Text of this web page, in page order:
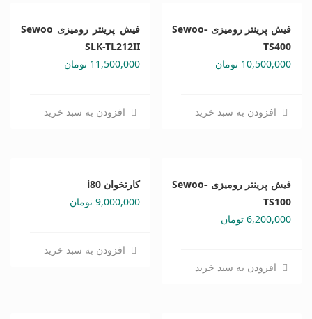
فیش پرینتر رومیزی Sewoo-
TS400
10,500,000 تومان
افزودن به سبد خرید
فیش پرینتر رومیزی Sewoo
SLK-TL212II
11,500,000 تومان
افزودن به سبد خرید
فیش پرینتر رومیزی Sewoo-
TS100
6,200,000 تومان
افزودن به سبد خرید
کارتخوان i80
9,000,000 تومان
افزودن به سبد خرید